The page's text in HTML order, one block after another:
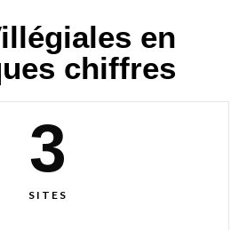
en
chiffres
SITES
3